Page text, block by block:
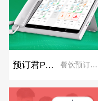
预订君PAD端 餐饮预订系统